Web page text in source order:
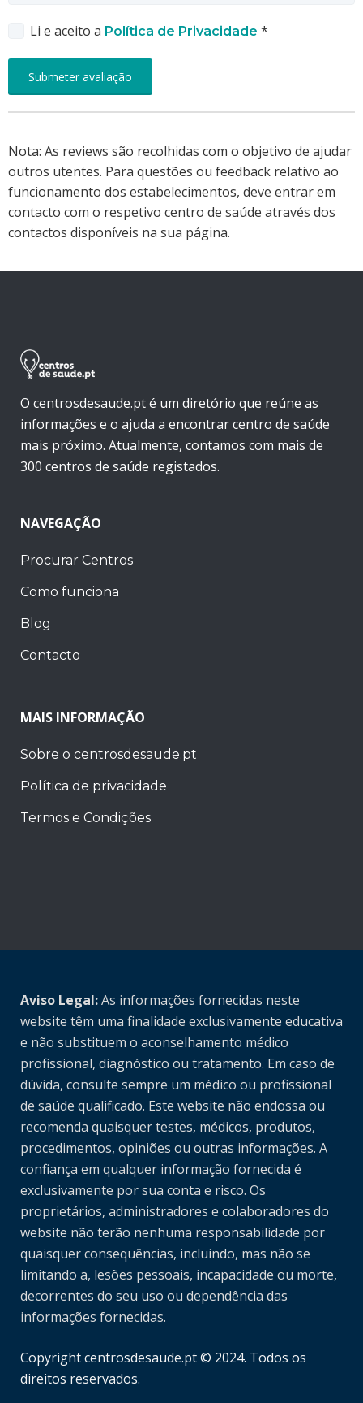
Li e aceito a Política de Privacidade *
Nota: As reviews são recolhidas com o objetivo de ajudar
outros utentes. Para questões ou feedback relativo ao
funcionamento dos estabelecimentos, deve entrar em
contacto com o respetivo centro de saúde através dos
contactos disponíveis na sua página.
O centrosdesaude.pt é um diretório que reúne as
informações e o ajuda a encontrar centro de saúde
mais próximo. Atualmente, contamos com mais de
300 centros de saúde registados.
NAVEGAÇÃO
Procurar Centros
Como funciona
Blog
Contacto
MAIS INFORMAÇÃO
Sobre o centrosdesaude.pt
Política de privacidade
Termos e Condições
Aviso Legal:As informações fornecidas neste
website têm uma finalidade exclusivamente educativa
e não substituem o aconselhamento médico
profissional, diagnóstico ou tratamento. Em caso de
dúvida, consulte sempre um médico ou profissional
de saúde qualificado. Este website não endossa ou
recomenda quaisquer testes, médicos, produtos,
procedimentos, opiniões ou outras informações. A
confiança em qualquer informação fornecida é
exclusivamente por sua conta e risco. Os
proprietários, administradores e colaboradores do
website não terão nenhuma responsabilidade por
quaisquer consequências, incluindo, mas não se
limitando a, lesões pessoais, incapacidade ou morte,
decorrentes do seu uso ou dependência das
informações fornecidas.
Copyright centrosdesaude.pt © 2024. Todos os
direitos reservados.